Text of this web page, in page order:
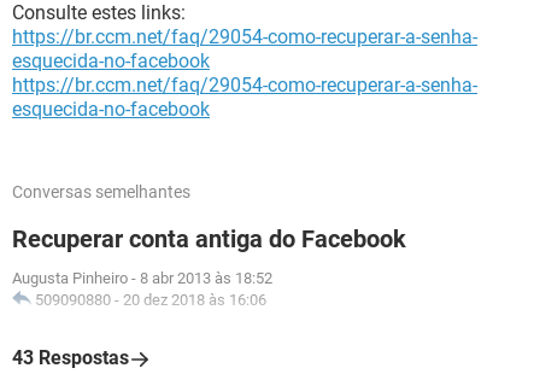
Consulte estes links:
https://br.ccm.net/faq/29054-como-recuperar-a-senha-
esquecida-no-facebook
https://br.ccm.net/faq/29054-como-recuperar-a-senha-
esquecida-no-facebook
Conversas semelhantes
Recuperar conta antiga do Facebook
Augusta Pinheiro - 8 abr 2013 às 18:52
509090880 - 20 dez 2018 às 16:06
43 Respostas